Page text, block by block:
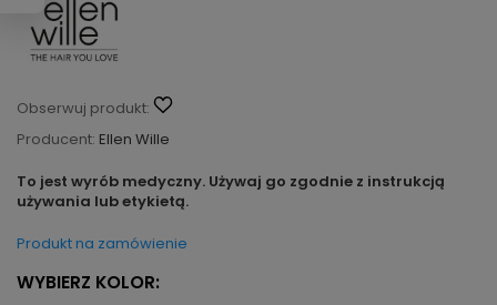
Obserwuj produkt:
Producent: Ellen Wille
To jest wyrób medyczny. Używaj go zgodnie z instrukcją
używania lub etykietą.
Produkt na zamówienie
WYBIERZ KOLOR: